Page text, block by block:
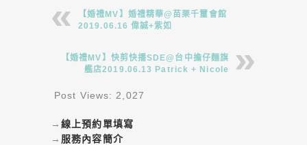
【婚禮MV】婚禮精華@苗栗千璽會館
2019.06.16 偉誠+紫如
【婚禮MV】快剪快播SDE@台中擔仔麵旗
艦店2019.06.13 Patrick + Nicole
Post Views: 2,027
→線上預約單填寫
→ 服務內容簡介